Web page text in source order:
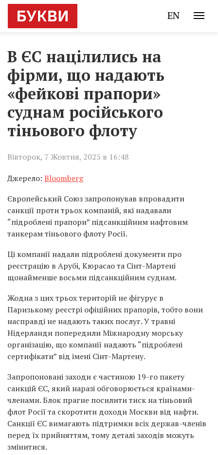
EN
В ЄС націлились на
фірми, що надають
«фейкові прапори»
суднам російського
тіньового флоту
Вівторок, 7 Жовтня, 2025 в 16:48
Джерело: Bloomberg
Європейський Союз запропонував впровадити
санкції проти трьох компаній, які надавали
“підроблені прапори” підсанкційним нафтовим
танкерам тіньового флоту Росії.
Ці компанії надали підроблені документи про
реєстрацію в Арубі, Кюрасао та Сінт-Мартені
щонайменше восьми підсанкційним суднам.
Жодна з цих трьох територій не фігурує в
Паризькому реєстрі офіційних прапорів, тобто вони
насправді не надають таких послуг. У травні
Нідерланди попередили Міжнародну морську
організацію, що компанії надають “підроблені
сертифікати” від імені Сінт-Мартену.
Запропоновані заходи є частиною 19-го пакету
санкцій ЄС, який наразі обговорюється країнами-
членами. Блок прагне посилити тиск на тіньовий
флот Росії та скоротити доходи Москви від нафти.
Санкції ЄС вимагають підтримки всіх держав-членів
перед їх прийняттям, тому деталі заходів можуть
змінитися.